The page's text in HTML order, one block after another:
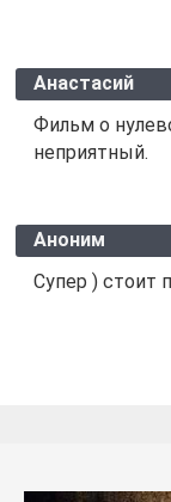
Анастасий
Фильм о
неприятный.
Аноним
Супер ) стоит